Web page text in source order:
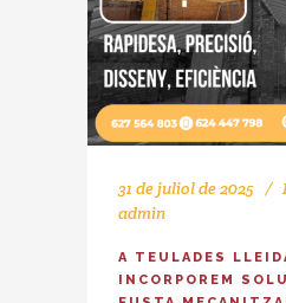
31 de juliol de 2025
admin
A TEULADES
INCORPOREM